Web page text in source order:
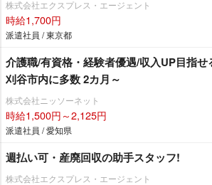
株式会社エクスプレス・エージェント
時給1,700円
派遣社員 / 東京都
介護職/有資格・経験者優遇/収入UP目指
刈谷市内に多数 2カ月～
株式会社ニッソーネット
時給1,500円～2,125円
派遣社員 / 愛知県
週払い可・産廃回収の助手スタッフ!
株式会社エクスプレス・エージェント